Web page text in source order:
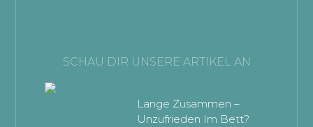
SCHAU DIR UNSERE ARTIKEL AN
Lange Zusammen –
Unzufrieden Im Bett?